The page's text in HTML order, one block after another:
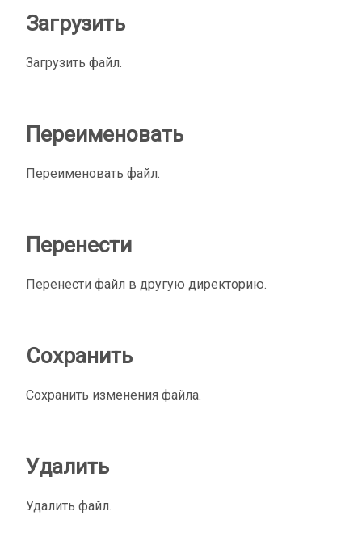
Загрузить
Загрузить файл.
Переименовать
Переименовать файл.
Перенести
Перенести файл в другую директорию.
Сохранить
Сохранить изменения файла.
Удалить
Удалить файл.